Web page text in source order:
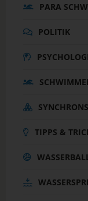
PARA
POLITIK
TIPPS &